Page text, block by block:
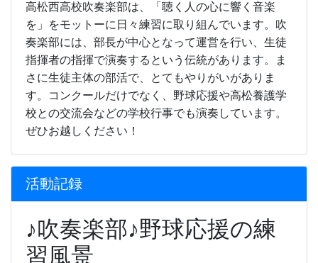
高松西高校吹奏楽部は、「聴く人の心に響く音楽
を」をモットーに日々練習に取り組んでいます。吹
奏楽部には、部長が中心となって運営を行い、生徒
指揮者の指揮で演奏するという伝統があります。ま
さに生徒主体の部活で、とてもやりがいがありま
す。コンクールだけでなく、野球応援や高松養護学
校との交流会などの学校行事でも演奏しています。
ぜひお越しください！
活動記録
♪吹奏楽部♪野球応援の練
習風景